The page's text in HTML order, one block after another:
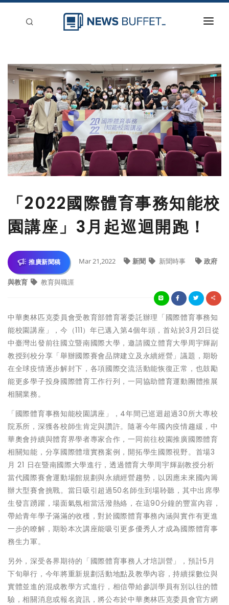
新聞稿分類
登入
刊登
「2022國際體育事務知能校
園講座」3月起巡迴開跑！
推廣新聞稿 Mar 21,2022 新聞 新聞時事 政府
與教育 教育與職涯
中華奧林匹克委員會受教育部體育署委託辦理「國際體育事務知
能校園講座」，今（111）年已邁入第4個年頭，首站於3月21日從
中臺灣出發前往國立暨南國際大學，邀請國立體育大學周宇輝副
教授到校分享「舉辦國際賽會品牌建立及永續經營」議題，期盼
在全球疫情逐步解封下，各項國際交流活動能恢復正常，也鼓勵
能更多學子投身國際體育工作行列，一同協助體育運動團體推展
相關業務。
「國際體育事務知能校園講座」，4年間已巡迴超過30所大專校
院系所，深獲各校師生肯定與讚許。隨著今年國內疫情趨緩，中
華奧會持續與體育界學者專家合作，一同前往校園推廣國際體育
相關知能，分享國際體壇實務案例，開拓學生國際視野。首場3
月 21 日在暨南國際大學進行，透過體育大學周宇輝副教授分析
當代國際賽會運動場館規劃與永續經營趨勢，以因應未來國內籌
辦大型賽會挑戰。當日吸引超過50名師生到場聆聽，其中出席學
生發言踴躍，場面氣氛相當活潑熱絡，在這90分鐘的豐富內容，
帶給青年學子滿滿的收穫，對於國際體育事務內涵與實作有更進
一步的瞭解，期盼本次講座能吸引更多優秀人才成為國際體育事
務生力軍。
另外，深受各界期待的「國際體育事務人才培訓營」，預計5月
下旬舉行，今年將重新規劃活動地點及教學內容，持續採數位與
實體並進的混成教學方式進行，相信帶給參訓學員有別以往的體
驗，相關消息或報名資訊，將公布於中華奧林匹克委員會官方網